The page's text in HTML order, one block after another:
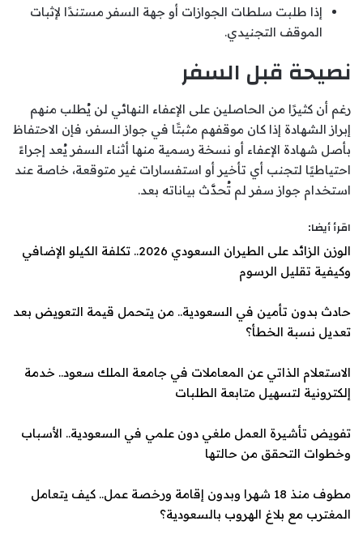
إذا طلبت سلطات الجوازات أو جهة السفر مستندًا لإثبات
الموقف التجنيدي.
نصيحة قبل السفر
رغم أن كثيرًا من الحاصلين على الإعفاء النهائي لن يُطلب منهم
إبراز الشهادة إذا كان موقفهم مثبتًا في جواز السفر، فإن الاحتفاظ
بأصل شهادة الإعفاء أو نسخة رسمية منها أثناء السفر يُعد إجراءً
احتياطيًا لتجنب أي تأخير أو استفسارات غير متوقعة، خاصة عند
استخدام جواز سفر لم تُحدَّث بياناته بعد.
اقرأ أيضا:
الوزن الزائد على الطيران السعودي 2026.. تكلفة الكيلو الإضافي
وكيفية تقليل الرسوم
حادث بدون تأمين في السعودية.. من يتحمل قيمة التعويض بعد
تعديل نسبة الخطأ؟
الاستعلام الذاتي عن المعاملات في جامعة الملك سعود.. خدمة
إلكترونية لتسهيل متابعة الطلبات
تفويض تأشيرة العمل ملغي دون علمي في السعودية.. الأسباب
وخطوات التحقق من حالتها
مطوف منذ 18 شهرا وبدون إقامة ورخصة عمل.. كيف يتعامل
المغترب مع بلاغ الهروب بالسعودية؟